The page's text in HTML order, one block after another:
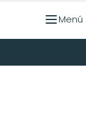
Menú